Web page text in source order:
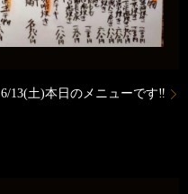
6/13(土)本日のメニューです‼️